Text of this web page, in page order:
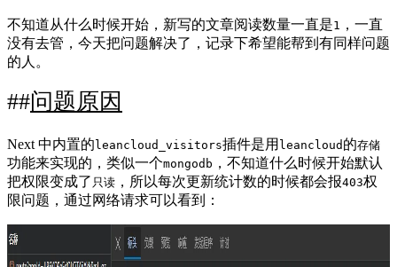
不知道从什么时候开始，新写的文章阅读数量一直是1
，一直
没有去管，今天把问题解决了，记录下希望能帮到有同样问题
的人。
问题原因
Next 中内置的 leancloud_visitors插件是用 leancloud 的存储
功能来实现的，类似一个mongodb ，不知道什么时候开始默认
把权限变成了 只读 ，所以每次更新统计数的时候都会报403权
限问题，通过网络请求可以看到：